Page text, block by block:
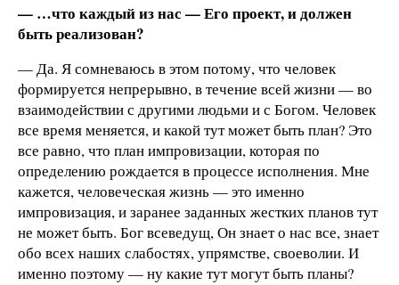
— …что каждый из нас — Его проект, и должен
быть реализован?
— Да. Я сомневаюсь в этом потому, что человек
формируется непрерывно, в течение всей жизни — во
взаимодействии с другими людьми и с Богом. Человек
все время меняется, и какой тут может быть план? Это
все равно, что план импровизации, которая по
определению рождается в процессе исполнения. Мне
кажется, человеческая жизнь — это именно
импровизация, и заранее заданных жестких планов тут
не может быть. Бог всеведущ, Он знает о нас все, знает
обо всех наших слабостях, упрямстве, своеволии. И
именно поэтому — ну какие тут могут быть планы?